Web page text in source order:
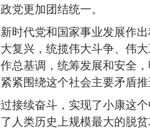
党更加团结统一。
代党和国家事业发展作出
复兴，统揽伟大斗争、伟
总基调，统筹发展和安全
紧围绕这个社会主要矛盾
续奋斗，实现了小康这个
人类历史上规模最大的脱